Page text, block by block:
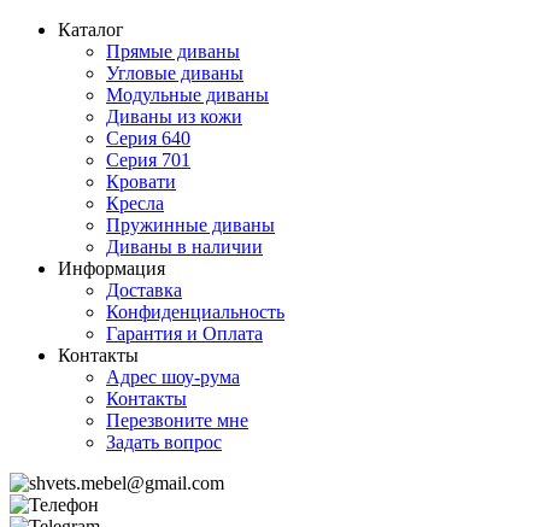
Каталог
Прямые диваны
Угловые диваны
Модульные диваны
Диваны из кожи
Серия 640
Серия 701
Кровати
Кресла
Пружинные диваны
Диваны в наличии
Информация
Доставка
Конфиденциальность
Гарантия и Оплата
Контакты
Адрес шоу-рума
Контакты
Перезвоните мне
Задать вопрос